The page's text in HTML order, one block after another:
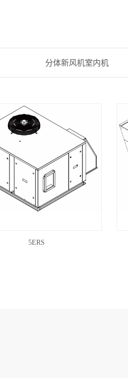
分体新风机室内机
5ERS